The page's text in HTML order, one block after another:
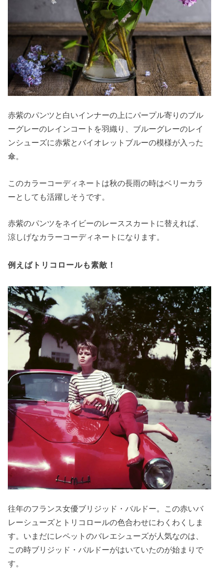
赤紫のパンツと白いインナーの上にパープル寄りのブル
ーグレーのレインコートを羽織り、ブルーグレーのレイ
ンシューズに赤紫とバイオレットブルーの模様が入った
傘。
このカラーコーディネートは秋の長雨の時はベリーカラ
ーとしても活躍しそうです。
赤紫のパンツをネイビーのレーススカートに替えれば、
涼しげなカラーコーディネートになります。
例えばトリコロールも素敵！
往年のフランス女優ブリジッド・バルドー。この赤いバ
レーシューズとトリコロールの色合わせにわくわくしま
す。いまだにレペットのバレエシューズが人気なのは、
この時ブリジッド・バルドーがはいていたのが始まりで
す。